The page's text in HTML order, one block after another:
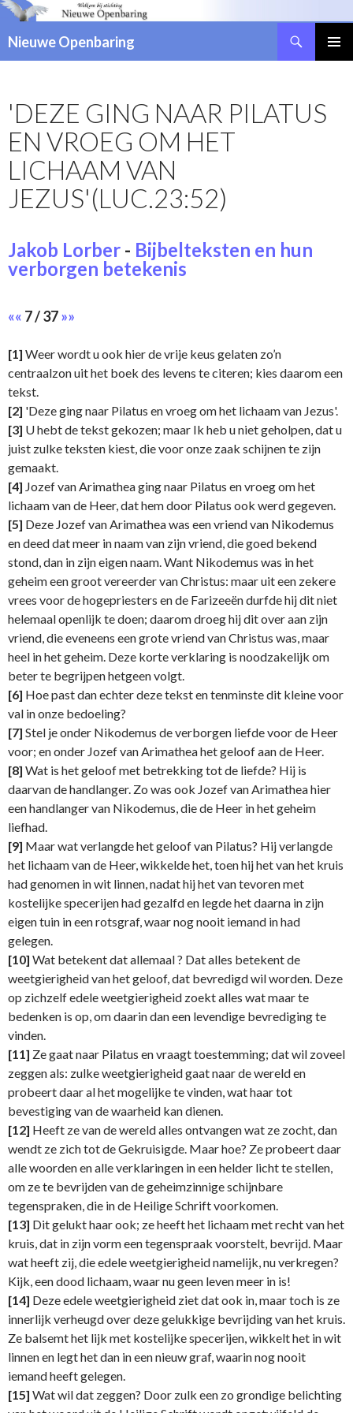
Nieuwe Openbaring
SPRINGEN
'DEZE GING NAAR PILATUS
EN VROEG OM HET
LICHAAM VAN
JEZUS'(LUC.23:52)
Jakob Lorber - Bijbelteksten en hun
verborgen betekenis
«« 7 / 37»»
[1] Weer wordt u ook hier de vrije keus gelaten zo’n
centraalzon uit het boek des levens te citeren; kies daarom een
tekst.
[2] 'Deze ging naar Pilatus en vroeg om het lichaam van Jezus'.
[3] U hebt de tekst gekozen; maar Ik heb u niet geholpen, dat u
juist zulke teksten kiest, die voor onze zaak schijnen te zijn
gemaakt.
[4] Jozef van Arimathea ging naar Pilatus en vroeg om het
lichaam van de Heer, dat hem door Pilatus ook werd gegeven.
[5] Deze Jozef van Arimathea was een vriend van Nikodemus
en deed dat meer in naam van zijn vriend, die goed bekend
stond, dan in zijn eigen naam. Want Nikodemus was in het
geheim een groot vereerder van Christus: maar uit een zekere
vrees voor de hogepriesters en de Farizeeën durfde hij dit niet
helemaal openlijk te doen; daarom droeg hij dit over aan zijn
vriend, die eveneens een grote vriend van Christus was, maar
heel in het geheim. Deze korte verklaring is noodzakelijk om
beter te begrijpen hetgeen volgt.
[6] Hoe past dan echter deze tekst en tenminste dit kleine voor
val in onze bedoeling?
[7] Stel je onder Nikodemus de verborgen liefde voor de Heer
voor; en onder Jozef van Arimathea het geloof aan de Heer.
[8] Wat is het geloof met betrekking tot de liefde? Hij is
daarvan de handlanger. Zo was ook Jozef van Arimathea hier
een handlanger van Nikodemus, die de Heer in het geheim
liefhad.
[9] Maar wat verlangde het geloof van Pilatus? Hij verlangde
het lichaam van de Heer, wikkelde het, toen hij het van het kruis
had genomen in wit linnen, nadat hij het van tevoren met
kostelijke specerijen had gezalfd en legde het daarna in zijn
eigen tuin in een rotsgraf, waar nog nooit iemand in had
gelegen.
[10] Wat betekent dat allemaal ? Dat alles betekent de
weetgierigheid van het geloof, dat bevredigd wil worden. Deze
op zichzelf edele weetgierigheid zoekt alles wat maar te
bedenken is op, om daarin dan een levendige bevrediging te
vinden.
[11] Ze gaat naar Pilatus en vraagt toestemming; dat wil zoveel
zeggen als: zulke weetgierigheid gaat naar de wereld en
probeert daar al het mogelijke te vinden, wat haar tot
bevestiging van de waarheid kan dienen.
[12] Heeft ze van de wereld alles ontvangen wat ze zocht, dan
wendt ze zich tot de Gekruisigde. Maar hoe? Ze probeert daar
alle woorden en alle verklaringen in een helder licht te stellen,
om ze te bevrijden van de geheimzinnige schijnbare
tegenspraken, die in de Heilige Schrift voorkomen.
[13] Dit gelukt haar ook; ze heeft het lichaam met recht van het
kruis, dat in zijn vorm een tegenspraak voorstelt, bevrijd. Maar
wat heeft zij, die edele weetgierigheid namelijk, nu verkregen?
Kijk, een dood lichaam, waar nu geen leven meer in is!
[14] Deze edele weetgierigheid ziet dat ook in, maar toch is ze
innerlijk verheugd over deze gelukkige bevrijding van het kruis.
Ze balsemt het lijk met kostelijke specerijen, wikkelt het in wit
linnen en legt het dan in een nieuw graf, waarin nog nooit
iemand heeft gelegen.
[15] Wat wil dat zeggen? Door zulk een zo grondige belichting